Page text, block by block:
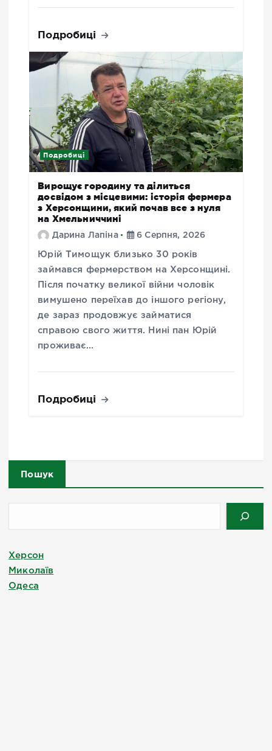
Подробиці
Подробиці
Вирощує городину та ділиться
досвідом з місцевими: історія фермера
з Херсонщини, який почав все з нуля
на Хмельниччині
Дарина Лапіна 6 Серпня, 2026
Юрій Тимощук близько 30 років
займався фермерством на Херсонщині.
Після початку великої війни чоловік
вимушено переїхав до іншого регіону,
де зараз продовжує займатися
справою свого життя. Нині пан Юрій
проживає…
Подробиці
Пошук
Херсон
Миколаїв
Одеса